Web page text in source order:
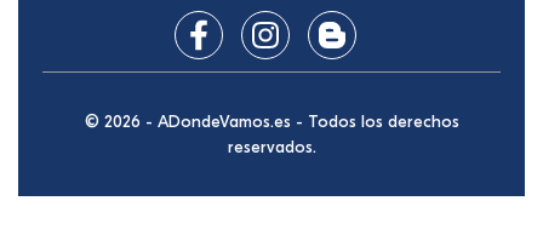
© 2026 - ADondeVamos.es - Todos los derechos
reservados.